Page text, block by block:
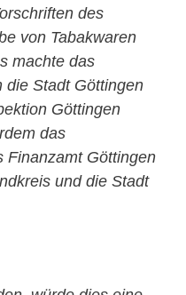
des
von Tabakwaren
machte das
die Stadt Göttingen
Göttingen
das
Finanzamt Göttingen
und die Stadt